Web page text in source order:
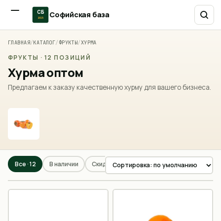
СБ
2015 Софийская база
ГЛАВНАЯ/КАТАЛОГ/ ФРУКТЫ/ХУРМА
ФРУКТЫ · 12 ПОЗИЦИЙ
Хурма оптом
Предлагаем к заказу качественную хурму для вашего бизнеса.
Все ·12 В наличии Скидки Мало Сезон